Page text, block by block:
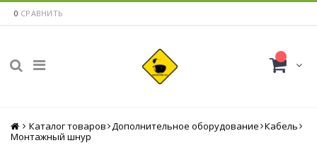
0 СРАВНИТЬ
Главная
Каталог товаров Дополнительное оборудование Кабель
Монтажный шнур